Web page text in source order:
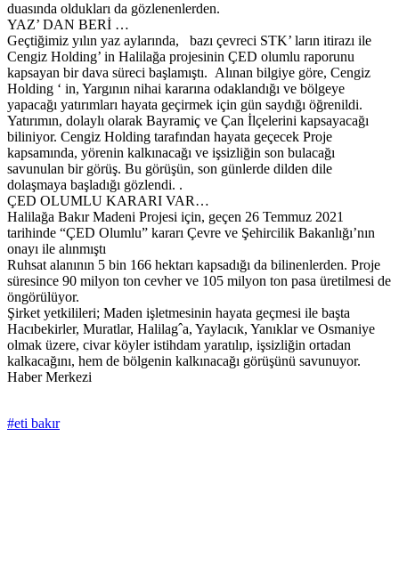
duasında oldukları da gözlenenlerden.
YAZ’ DAN BERİ …
Geçtiğimiz yılın yaz aylarında, bazı çevreci STK’ ların itirazı ile
Cengiz Holding’ in Halilağa projesinin ÇED olumlu raporunu
kapsayan bir dava süreci başlamıştı. Alınan bilgiye göre, Cengiz
Holding ‘ in, Yargının nihai kararına odaklandığı ve bölgeye
yapacağı yatırımları hayata geçirmek için gün saydığı öğrenildi.
Yatırımın, dolaylı olarak Bayramiç ve Çan İlçelerini kapsayacağı
biliniyor. Cengiz Holding tarafından hayata geçecek Proje
kapsamında, yörenin kalkınacağı ve işsizliğin son bulacağı
savunulan bir görüş. Bu görüşün, son günlerde dilden dile
dolaşmaya başladığı gözlendi. .
ÇED OLUMLU KARARI VAR…
Halilağa Bakır Madeni Projesi için, geçen 26 Temmuz 2021
tarihinde “ÇED Olumlu” kararı Çevre ve Şehircilik Bakanlığı’nın
onayı ile alınmıştı
Ruhsat alanının 5 bin 166 hektarı kapsadığı da bilinenlerden. Proje
süresince 90 milyon ton cevher ve 105 milyon ton pasa üretilmesi de
öngörülüyor.
Şirket yetkilileri; Maden işletmesinin hayata geçmesi ile başta
Hacıbekirler, Muratlar, Halilagˆa, Yaylacık, Yanıklar ve Osmaniye
olmak üzere, civar köyler istihdam yaratılıp, işsizliğin ortadan
kalkacağını, hem de bölgenin kalkınacağı görüşünü savunuyor.
Haber Merkezi
#eti bakır